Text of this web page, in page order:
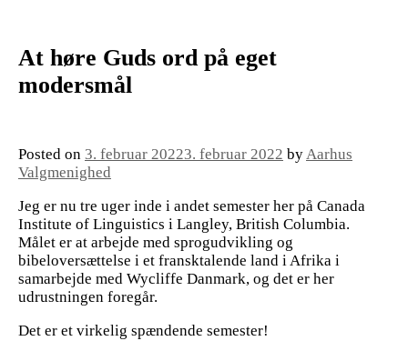
At høre Guds ord på eget
modersmål
Posted on 3. februar 20223. februar 2022 byAarhus
Valgmenighed
Jeg er nu tre uger inde i andet semester her på Canada
Institute of Linguistics i Langley, British Columbia.
Målet er at arbejde med sprogudvikling og
bibeloversættelse i et fransktalende land i Afrika i
samarbejde med Wycliffe Danmark, og det er her
udrustningen foregår.
Det er et virkelig spændende semester!